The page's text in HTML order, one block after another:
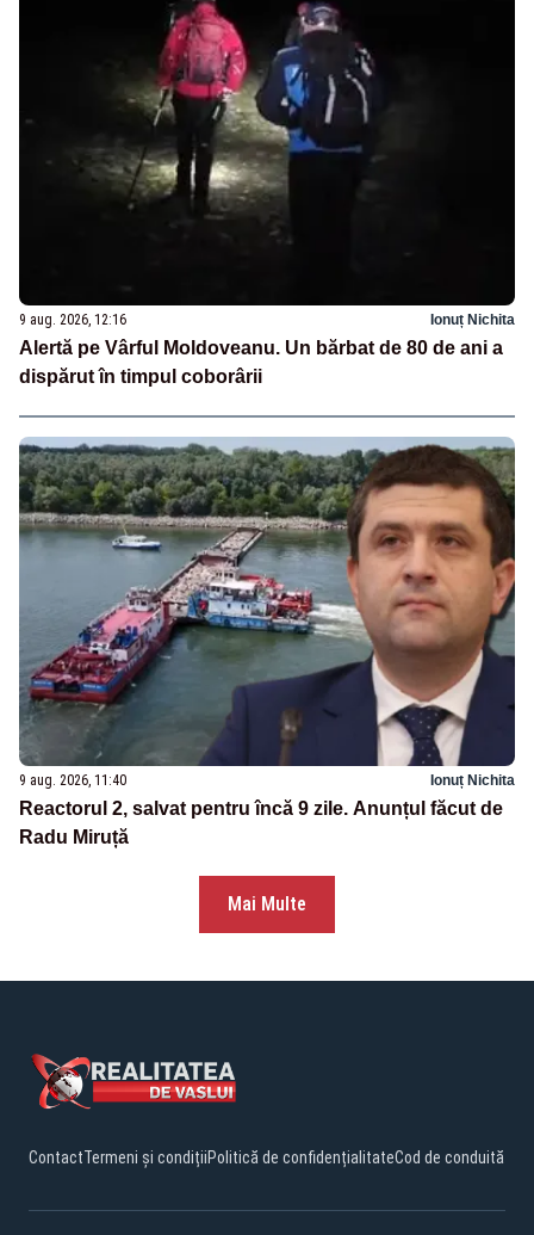
9 aug. 2026, 12:16 Ionuț Nichita
Alertă pe Vârful Moldoveanu. Un bărbat de 80 de ani a
dispărut în timpul coborârii
9 aug. 2026, 11:40 Ionuț Nichita
Reactorul 2, salvat pentru încă 9 zile. Anunțul făcut de
Radu Miruță
Mai Multe
ContactTermeni și condițiiPolitică de confidențialitateCod de conduită